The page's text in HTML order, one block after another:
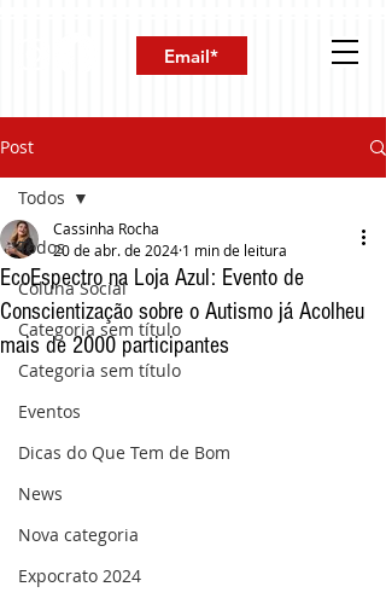
Post
Todos
Coluna Social
Categoria sem título
Categoria sem título
Eventos
Dicas do Que Tem de Bom
News
Nova categoria
Expocrato 2024
Todos
EcoEspectro na Loja Azul: Evento de
Conscientização sobre o Autismo já Acolheu
mais de 2000 participantes
Cassinha Rocha
20 de abr. de 2024 1 min de leitura